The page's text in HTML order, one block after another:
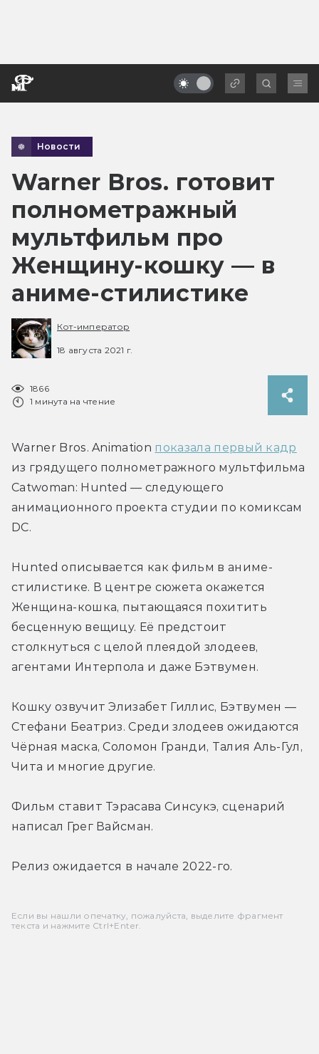
Новости
Warner Bros. готовит
полнометражный
мультфильм про
Женщину-кошку — в
аниме-стилистике
Кот-император
18 августа 2021 г.
1866
1 минута на чтение
Warner Bros. Animation показала первый кадр
из грядущего полнометражного мультфильма
Catwoman: Hunted — следующего
анимационного проекта студии по комиксам
DC.
Hunted описывается как фильм в аниме-
стилистике. В центре сюжета окажется
Женщина-кошка, пытающаяся похитить
бесценную вещицу. Её предстоит
столкнуться с целой плеядой злодеев,
агентами Интерпола и даже Бэтвумен.
Кошку озвучит Элизабет Гиллис, Бэтвумен —
Стефани Беатриз. Среди злодеев ожидаются
Чёрная маска, Соломон Гранди, Талия Аль-Гул,
Чита и многие другие.
Фильм ставит Тэрасава Синсукэ, сценарий
написал Грег Вайсман.
Релиз ожидается в начале 2022-го.
Если вы нашли опечатку, пожалуйста, выделите фрагмент
текста и нажмите Ctrl+Enter.